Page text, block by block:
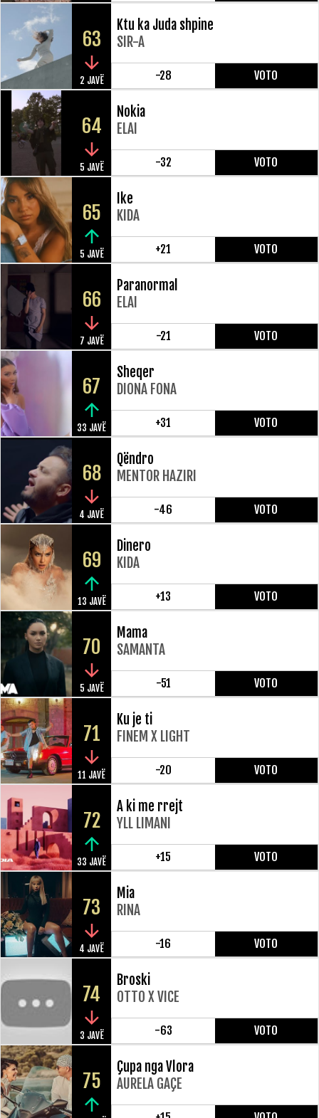
63
2 JAVË
Ktu ka Juda shpine
SIR-A
-28 VOTO
64
5 JAVË
Nokia
ELAI
-32 VOTO
65
5 JAVË
Ike
KIDA
+21 VOTO
66
7 JAVË
Paranormal
ELAI
-21 VOTO
67
33 JAVË
Sheqer
DIONA FONA
+31 VOTO
68
4 JAVË
Qëndro
MENTOR HAZIRI
-46 VOTO
69
13 JAVË
Dinero
KIDA
+13 VOTO
70
5 JAVË
Mama
SAMANTA
-51 VOTO
71
11 JAVË
Ku je ti
FINEM X LIGHT
-20 VOTO
72
33 JAVË
A ki me rrejt
YLL LIMANI
+15 VOTO
73
4 JAVË
Mia
RINA
-16 VOTO
74
3 JAVË
Broski
OTTO X VICE
-63 VOTO
75
Çupa nga Vlora
AURELA GAÇE